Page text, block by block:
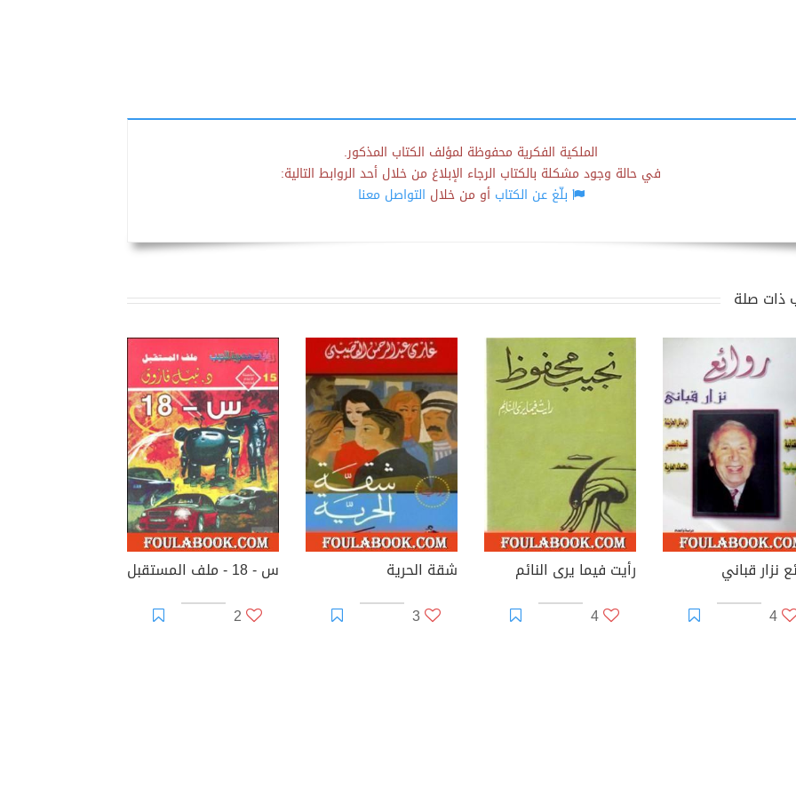
الملكية الفكرية محفوظة لمؤلف الكتاب المذكور.
في حالة وجود مشكلة بالكتاب الرجاء الإبلاغ من خلال أحد الروابط التالية:
بلّغ عن الكتابأو من خلال التواصل معنا
ذات صلة
نزار قباني
4
رأيت فيما يرى النائم
4
شقة الحرية
3
س - 18 - ملف المستقبل
2